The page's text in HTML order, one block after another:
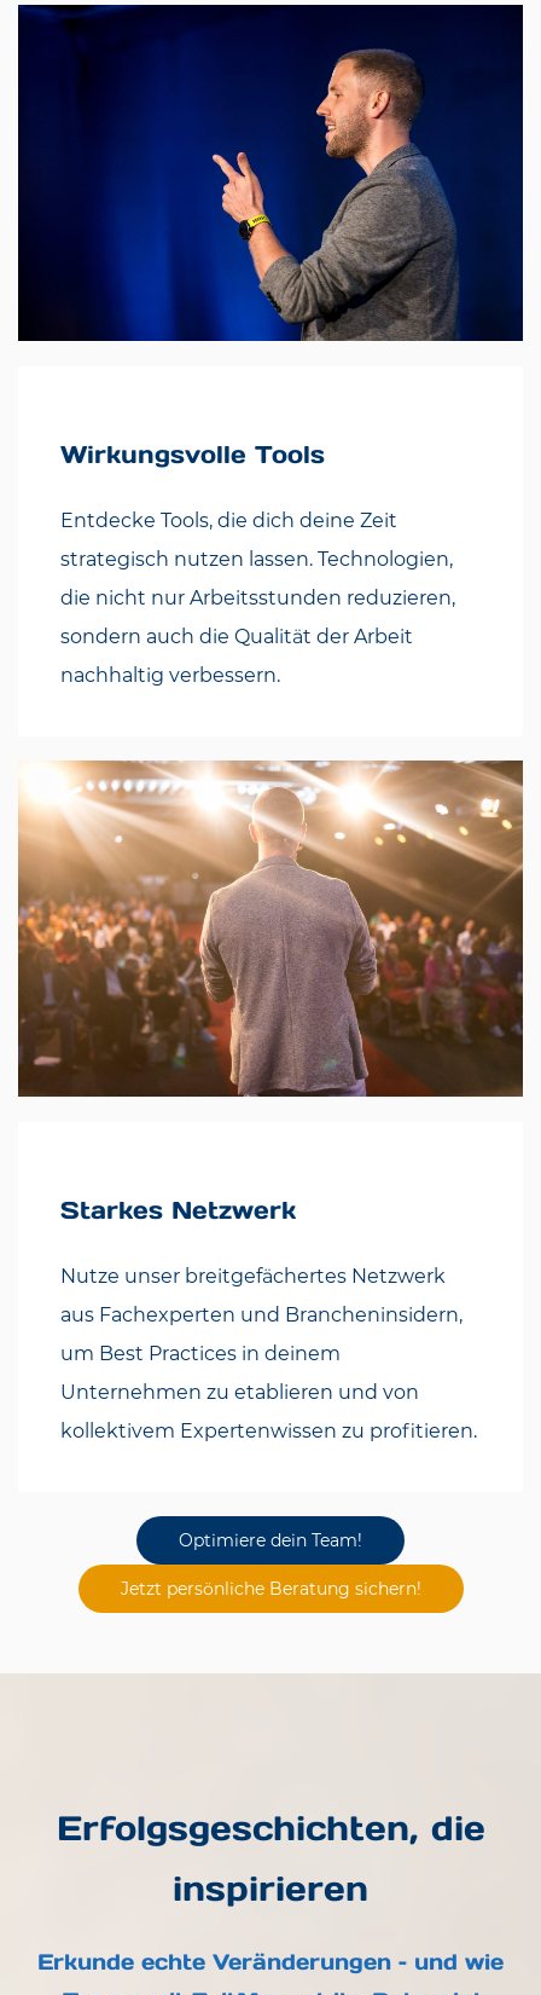
Wirkungsvolle Tools
Entdecke Tools, die dich deine Zeit
strategisch nutzen lassen. Technologien,
die nicht nur Arbeitsstunden reduzieren,
sondern auch die Qualität der Arbeit
nachhaltig verbessern.
Starkes Netzwerk
Nutze unser breitgefächertes Netzwerk
aus Fachexperten und Brancheninsidern,
um Best Practices in deinem
Unternehmen zu etablieren und von
kollektivem Expertenwissen zu profitieren.
Optimiere dein Team!
Jetzt persönliche Beratung sichern!
Erfolgsgeschichten, die
inspirieren
Erkunde echte Veränderungen – und wie